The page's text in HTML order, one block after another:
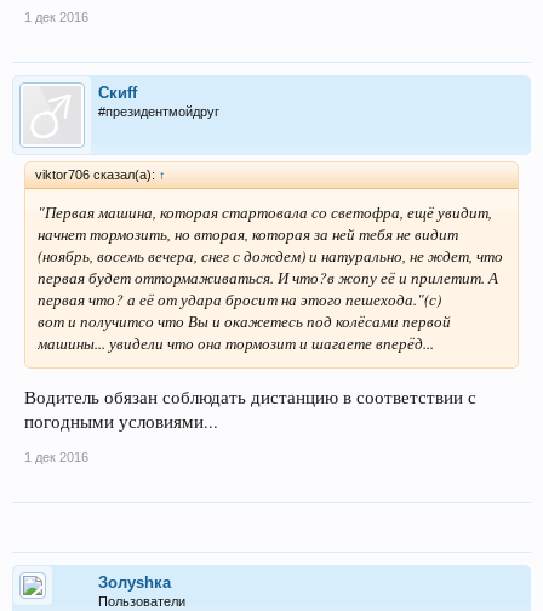
1 дек 2016
Скиff
#президентмойдруг
viktor706 сказал(а): ↑
"Первая машина, которая стартовала со светофра, ещё увидит,
начнет тормозить, но вторая, которая за ней тебя не видит
(ноябрь, восемь вечера, снег с дождем) и натурально, не ждет, что
первая будет оттормаживаться. И что?в жопу её и прилетит. А
первая что? а её от удара бросит на этого пешехода."(с)
вот и получитсо что Вы и окажетесь под колёсами первой
машины... увидели что она тормозит и шагаете вперёд...
Водитель обязан соблюдать дистанцию в соответствии с
погодными условиями...
1 дек 2016
Золуshка
Пользователи